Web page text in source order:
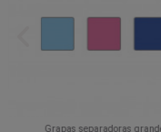
Grapas separadoras